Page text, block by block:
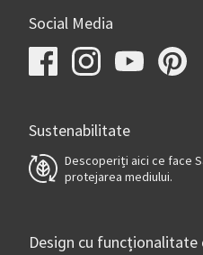
Social Media
Sustenabilitate
Descoperiți aici ce face
protejarea mediului.
Design cu funcționalitate